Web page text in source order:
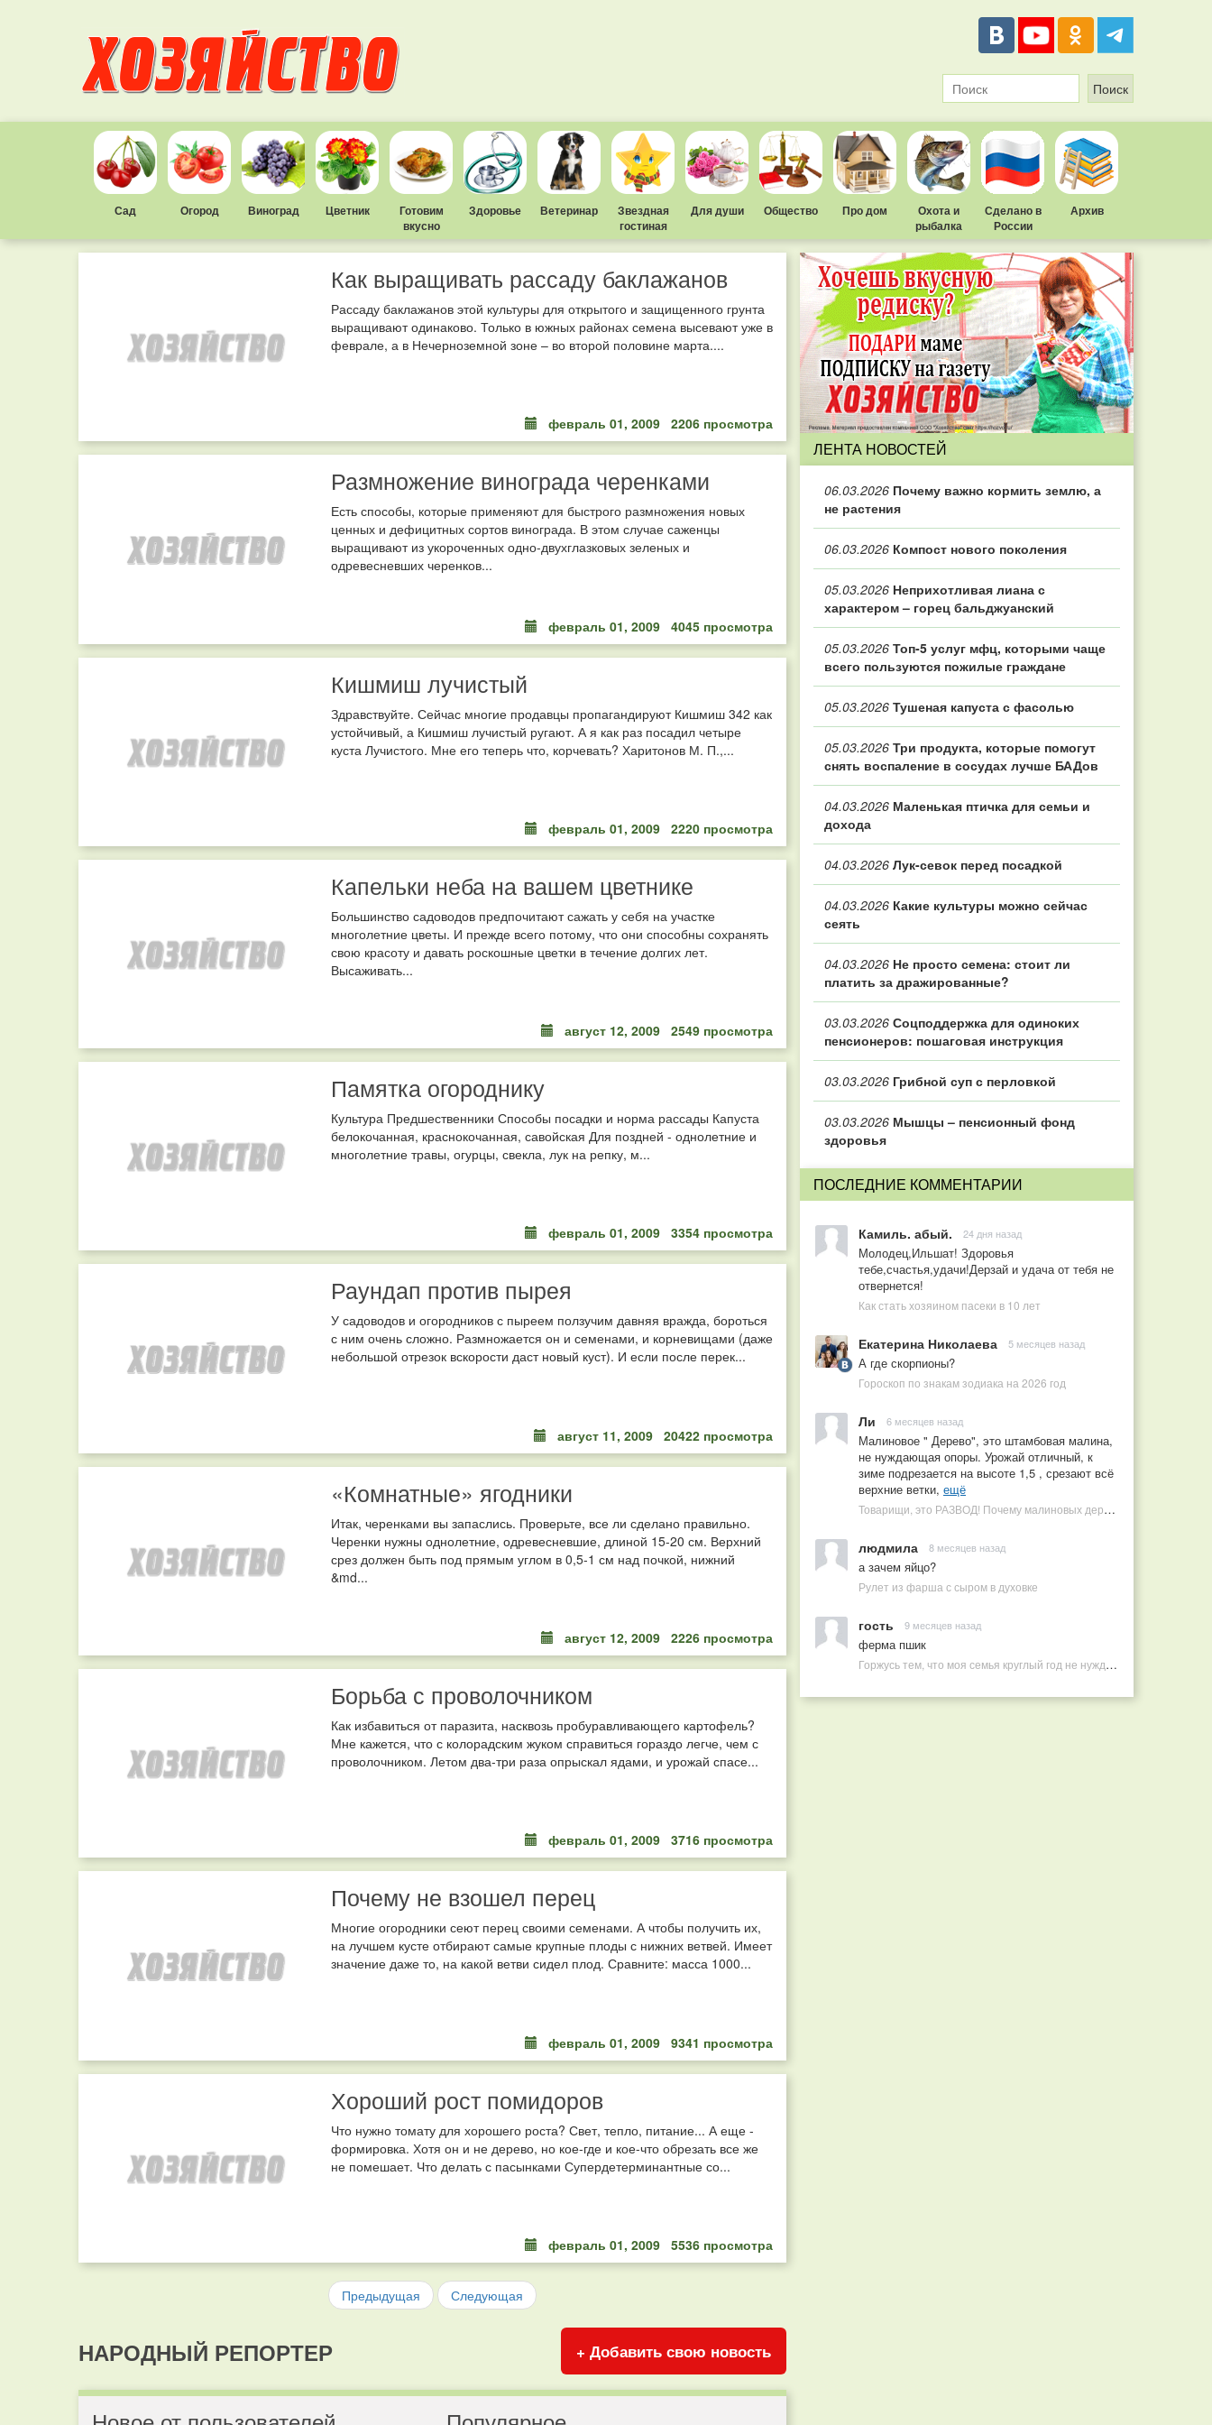
Сад Огород Виноград Цветник
Готовим
вкусно
Здоровье Ветеринар
Звездная
гостиная
Для души Общество Про дом
Охота и
рыбалка
Сделано в
России
Архив
Как выращивать рассаду баклажанов
Рассаду баклажанов этой культуры для открытого и защищенного грунта
выращивают одинаково. Только в южных районах семена высевают уже в
феврале, а в Нечерноземной зоне – во второй половине марта....
февраль 01, 2009 2206 просмотра
Размножение винограда черенками
Есть способы, которые применяют для быстрого размножения новых
ценных и дефицитных сортов винограда. В этом случае саженцы
выращивают из укороченных одно-двухглазковых зеленых и
одревесневших черенков...
февраль 01, 2009 4045 просмотра
Кишмиш лучистый
Здравствуйте. Сейчас многие продавцы пропагандируют Кишмиш 342 как
устойчивый, а Кишмиш лучистый ругают. А я как раз посадил четыре
куста Лучистого. Мне его теперь что, корчевать? Харитонов М. П.,...
февраль 01, 2009 2220 просмотра
Капельки неба на вашем цветнике
Большинство садоводов предпочитают сажать у себя на участке
многолетние цветы. И прежде всего потому, что они способны сохранять
свою красоту и давать роскошные цветки в течение долгих лет.
Высаживать...
август 12, 2009 2549 просмотра
Памятка огороднику
Культура Предшественники Способы посадки и норма рассады Капуста
белокочанная, краснокочанная, савойская Для поздней - однолетние и
многолетние травы, огурцы, свекла, лук на репку, м...
февраль 01, 2009 3354 просмотра
Раундап против пырея
У садоводов и огородников с пыреем ползучим давняя вражда, бороться
с ним очень сложно. Размножается он и семенами, и корневищами (даже
небольшой отрезок вскорости даст новый куст). И если после перек...
август 11, 2009 20422 просмотра
«Комнатные» ягодники
Итак, черенками вы запаслись. Проверьте, все ли сделано правильно.
Черенки нужны однолетние, одревесневшие, длиной 15-20 см. Верхний
срез должен быть под прямым углом в 0,5-1 см над почкой, нижний
&md...
август 12, 2009 2226 просмотра
Борьба с проволочником
Как избавиться от паразита, насквозь пробуравливающего картофель?
Мне кажется, что с колорадским жуком справиться гораздо легче, чем с
проволочником. Летом два-три раза опрыскал ядами, и урожай спасе...
февраль 01, 2009 3716 просмотра
Почему не взошел перец
Многие огородники сеют перец своими семенами. А чтобы получить их,
на лучшем кусте отбирают самые крупные плоды с нижних ветвей. Имеет
значение даже то, на какой ветви сидел плод. Сравните: масса 1000...
февраль 01, 2009 9341 просмотра
Хороший рост помидоров
Что нужно томату для хорошего роста? Свет, тепло, питание... А еще -
формировка. Хотя он и не дерево, но кое-где и кое-что обрезать все же
не помешает. Что делать с пасынками Супердетерминантные со...
февраль 01, 2009 5536 просмотра
Предыдущая Следующая
НАРОДНЫЙ РЕПОРТЕР + Добавить свою новость
ЛЕНТА НОВОСТЕЙ
06.03.2026 Почему важно кормить землю, а
не растения
06.03.2026 Компост нового поколения
05.03.2026 Неприхотливая лиана с
характером – горец бальджуанский
05.03.2026 Топ‑5 услуг мфц, которыми чаще
всего пользуются пожилые граждане
05.03.2026 Тушеная капуста с фасолью
05.03.2026 Три продукта, которые помогут
снять воспаление в сосудах лучше БАДов
04.03.2026 Маленькая птичка для семьи и
дохода
04.03.2026 Лук-севок перед посадкой
04.03.2026 Какие культуры можно сейчас
сеять
04.03.2026 Не просто семена: стоит ли
платить за дражированные?
03.03.2026 Соцподдержка для одиноких
пенсионеров: пошаговая инструкция
03.03.2026 Грибной суп с перловкой
03.03.2026 Мышцы – пенсионный фонд
здоровья
ПОСЛЕДНИЕ КОММЕНТАРИИ
Камиль. абый. 24 дня назад
Молодец,Ильшат! Здоровья
тебе,счастья,удачи!Дерзай и удача от тебя не
отвернется!
Как стать хозяином пасеки в 10 лет
Екатерина Николаева 5 месяцев назад
А где скорпионы?
Гороскоп по знакам зодиака на 2026 год
Ли 6 месяцев назад
Малиновое " Дерево", это штамбовая малина,
не нуждающая опоры. Урожай отличный, к
зиме подрезается на высоте 1,5 , срезают всё
верхние ветки, ещё
Товарищи, это РАЗВОД! Почему малиновых деревьев не бывает, или Как ушлые продавцы наживаются на мечтах садоводов
людмила 8 месяцев назад
а зачем яйцо?
Рулет из фарша с сыром в духовке
гость 9 месяцев назад
ферма пшик
Горжусь тем, что моя семья круглый год не нуждается в покупных витаминах